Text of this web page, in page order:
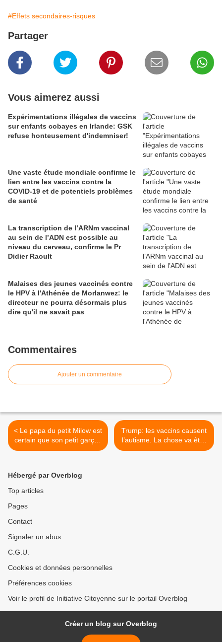
#Effets secondaires-risques
Partager
Vous aimerez aussi
Expérimentations illégales de vaccins
sur enfants cobayes en Irlande: GSK
refuse honteusement d'indemniser!
Une vaste étude mondiale confirme le
lien entre les vaccins contre la
COVID-19 et de potentiels problèmes
de santé
La transcription de l’ARNm vaccinal
au sein de l’ADN est possible au
niveau du cerveau, confirme le Pr
Didier Raoult
Malaises des jeunes vaccinés contre
le HPV à l'Athénée de Morlanwez: le
directeur ne pourra désormais plus
dire qu'il ne savait pas
Commentaires
Ajouter un commentaire
< Le papa du petit Milow est
certain que son petit garçon
est décédé des suites de la
Trump: les vaccins causent
l’autisme. La chose va être
étudiée de près. >
Hébergé par Overblog
Top articles
Pages
Contact
Signaler un abus
C.G.U.
Cookies et données personnelles
Préférences cookies
Voir le profil de Initiative Citoyenne sur le portail Overblog
Créer un blog sur Overblog